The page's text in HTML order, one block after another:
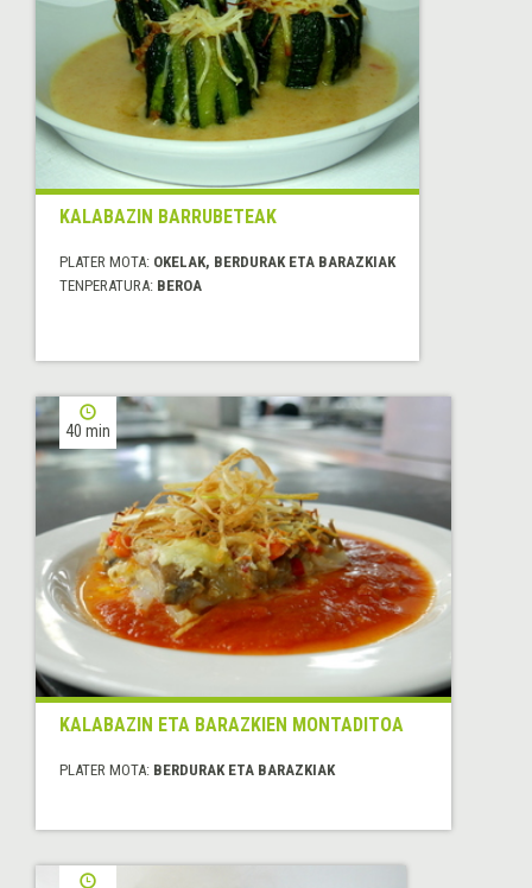
KALABAZIN BARRUBETEAK
PLATER MOTA: OKELAK, BERDURAK ETA BARAZKIAK
TENPERATURA: BEROA
40 min
KALABAZIN ETA BARAZKIEN MONTADITOA
PLATER MOTA: BERDURAK ETA BARAZKIAK